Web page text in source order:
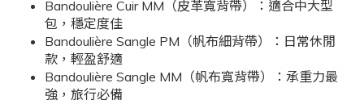
Bandoulière Cuir MM（皮革寬背帶）：適合中大型
包，穩定度佳
Bandoulière Sangle PM（帆布細背帶）：日常休閒
款，輕盈舒適
Bandoulière Sangle MM（帆布寬背帶）：承重力最
強，旅行必備